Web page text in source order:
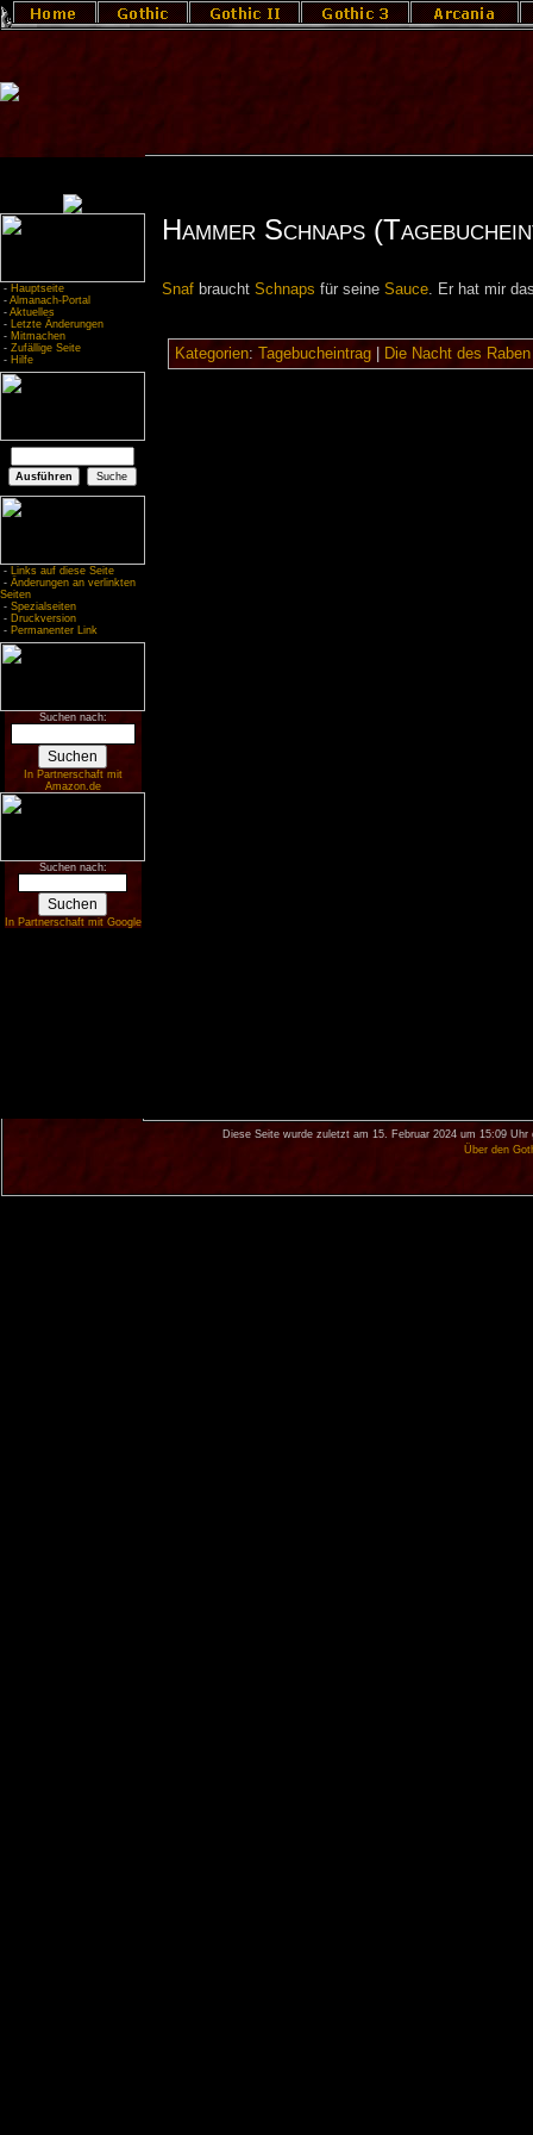
- Hauptseite
- Almanach-Portal
- Aktuelles
- Letzte Änderungen
- Mitmachen
- Zufällige Seite
- Hilfe
- Links auf diese Seite
- Änderungen an verlinkten
Seiten
- Spezialseiten
- Druckversion
- Permanenter Link
Suchen nach:
In Partnerschaft mit
Amazon.de
Suchen nach:
In Partnerschaft mit Google
Hammer Schnaps
Snafbraucht Schnaps für seine Sauce. Er hat mir
Kategorien: Tagebucheintrag| Die Nacht des Raben
Diese Seite wurde zuletzt am 15. Februar 2024 um 15:09 Uhr
Über den